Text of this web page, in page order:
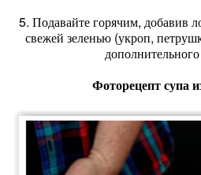
5. Подавайте горячим, добавив
свежей зеленью (укроп,
Фоторецепт супа